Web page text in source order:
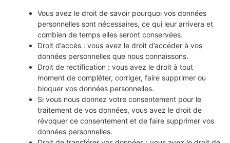
Vous avez le droit de savoir pourquoi vos données
personnelles sont nécessaires, ce qui leur arrivera et
combien de temps elles seront conservées.
Droit d’accès : vous avez le droit d’accéder à vos
données personnelles que nous connaissons.
Droit de rectification : vous avez le droit à tout
moment de compléter, corriger, faire supprimer ou
bloquer vos données personnelles.
Si vous nous donnez votre consentement pour le
traitement de vos données, vous avez le droit de
révoquer ce consentement et de faire supprimer vos
données personnelles.